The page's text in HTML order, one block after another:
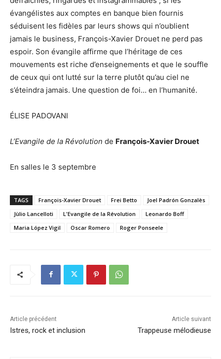
évangélistes aux comptes en banque bien fournis
séduisent les fidèles par leurs shows qui n’oublient
jamais le business, François-Xavier Drouet ne perd pas
espoir. Son évangile affirme que l’héritage de ces
mouvements est riche d’enseignements et que le souffle
de ceux qui ont lutté sur la terre plutôt qu’au ciel ne
s’éteindra jamais. Une question de foi… en l’humanité.
ÉLISE PADOVANI
L’Evangile de la Révolution de François-Xavier Drouet
En salles le 3 septembre
TAGS François-Xavier Drouet Frei Betto
Joel Padrón Gonzalès
Jùlio Lancelloti
L'Evangile de la Révolution
Leonardo Boff
Maria López Vigil
Oscar Romero Roger Ponseele
Article précédent
Istres, rock et inclusion
Article suivant
Trappeuse mélodieuse